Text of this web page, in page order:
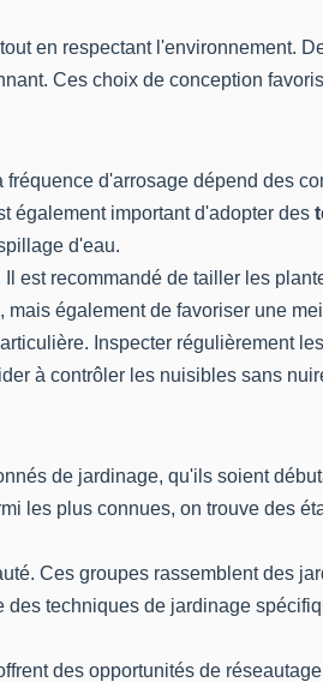
en respectant l'environnement.
Ces choix de conception
d'arrosage dépend des
également important d'adopter des
d'eau.
est recommandé de tailler les
également de favoriser une
Inspecter régulièrement
à contrôler les nuisibles sans
de jardinage, qu'ils soient
les plus connues, on trouve des
Ces groupes rassemblent des
techniques de jardinage
des opportunités de